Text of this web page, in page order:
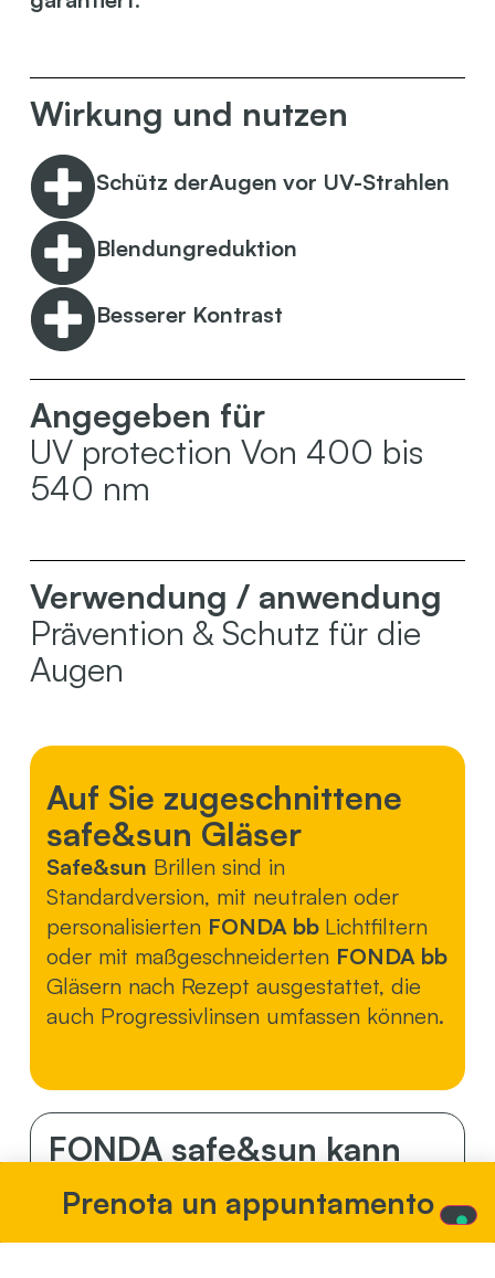
Wirkung und nutzen
Schütz derAugen vor UV-Strahlen
Blendungreduktion
Besserer Kontrast
Angegeben für
UV protection Von 400 bis
540 nm
Verwendung / anwendung
Prävention & Schutz für die
Augen
Auf Sie zugeschnittene
safe&sun Gläser
Safe&sun Brillen sind in
Standardversion, mit neutralen oder
personalisierten FONDA bb Lichtfiltern
oder mit maßgeschneiderten FONDA bb
Gläsern nach Rezept ausgestattet, die
auch Progressivlinsen umfassen können.
FONDA safe&sun kann
für Menschen nützlich
sein, die an folgenden
Prenota un appuntamento